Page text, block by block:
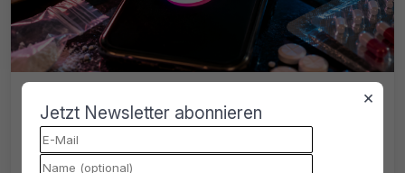
TikTok illegaler Handel: Wird die
Videoplattform zum neuen Darknet?
TikTok illegaler Handel: Recherche deckt
×
Jetzt Newsletter abonnieren